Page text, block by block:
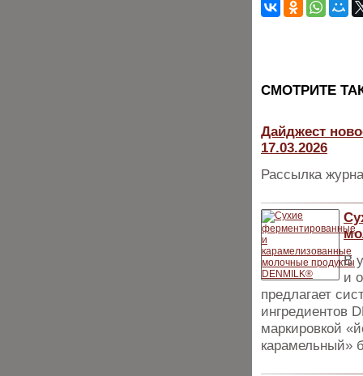
CМОТРИТЕ
Дайджест
17.03.2026
Рассылка
В
и
предлагает
ингредиентов
маркировкой
карамельный»